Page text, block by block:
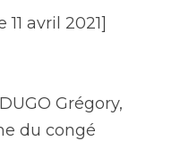
11 avril 2021]
Grégory,
du congé